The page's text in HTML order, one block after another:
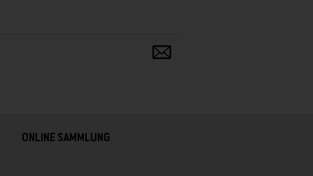
ONLINE SAMMLUNG